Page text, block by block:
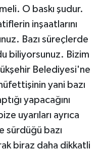
O baskı şudur.
inşaatlarını
Bazı süreçlerde
biliyorsunuz. Bizim
Belediyesi'ne
yani bazı
yapacağını
uyarıları ayrıca
sürdüğü bazı
biraz daha dikkatli